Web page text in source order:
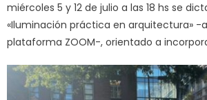
miércoles 5 y 12 de julio a las 18 hs se
«Iluminación práctica en arquitectura» -
plataforma ZOOM-, orientado a